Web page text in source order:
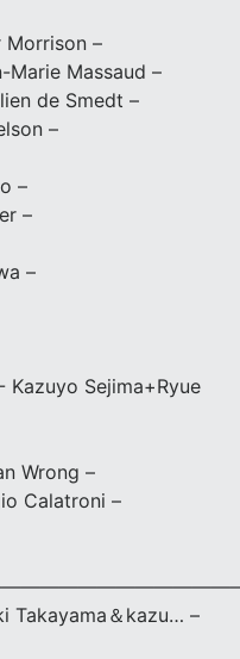
Morrison –
Marie Massaud –
de Smedt –
–
–
–
–
Sejima+Ryue
Wrong –
Calatroni –
Takayama＆kazu… –